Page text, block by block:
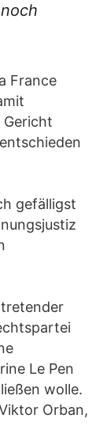
France
gefälligst
Le Pen
wolle.
Orban,